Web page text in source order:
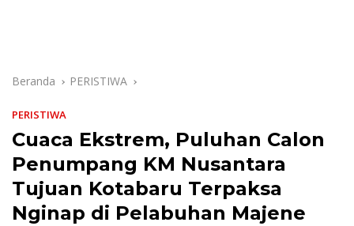
Beranda PERISTIWA
PERISTIWA
Cuaca Ekstrem, Puluhan Calon
Penumpang KM Nusantara
Tujuan Kotabaru Terpaksa
Nginap di Pelabuhan Majene